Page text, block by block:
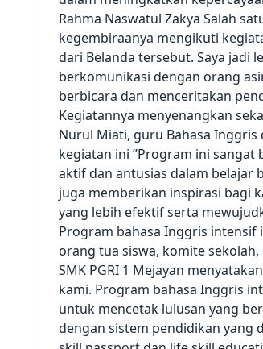
Rahma Naswatul Zakya Salah
kegembiraanya mengikuti
dari Belanda tersebut. Saya jadi
berkomunikasi dengan orang
berbicara dan menceritakan
Kegiatannya menyenangkan
Nurul Miati, guru Bahasa Inggris
kegiatan ini ”Program ini sangat
aktif dan antusias dalam belajar
juga memberikan inspirasi bagi
yang lebih efektif serta
Program bahasa Inggris
orang tua siswa, komite
SMK PGRI 1 Mejayan
kami. Program bahasa Inggris
untuk mencetak lulusan yang
dengan sistem pendidikan yang